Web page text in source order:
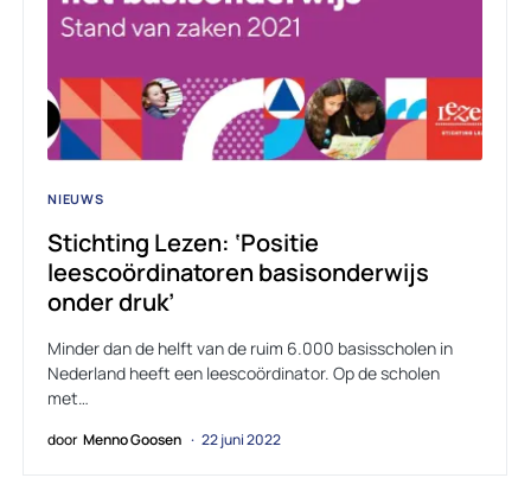
NIEUWS
Stichting Lezen: ‘Positie
leescoördinatoren basisonderwijs
onder druk’
Minder dan de helft van de ruim 6.000 basisscholen in
Nederland heeft een leescoördinator. Op de scholen
met…
door Menno Goosen 22 juni 2022